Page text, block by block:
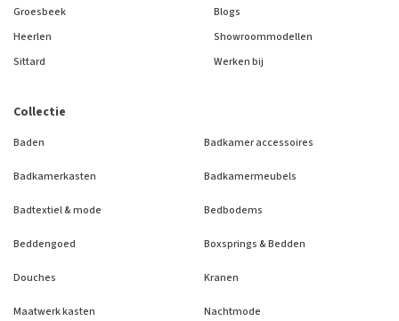
Collectie
Baden Badkamer accessoires
Badkamerkasten Badkamermeubels
Badtextiel & mode Bedbodems
Beddengoed Boxsprings & Bedden
Douches Kranen
Maatwerk kasten Nachtmode
Groesbeek
Heerlen
Sittard
Blogs
Showroommodellen
Werken bij